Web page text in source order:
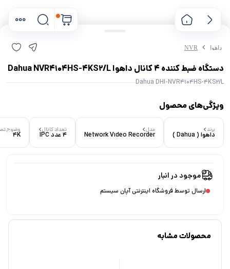
داهوا NVR
دستگاه ضبط کننده 4 کانال داهوا Dahua NVR4104HS-4KS2/L
Dahua DHI-NVR4104HS-4KS2/L
ویژگی‌های محصول
برند
داهوا ( Dahua )
مدل
Network Video Recorder
تعداد کانال
4 عدد IPC
وضوح
4K
موجود در انبار
ارسال توسط فروشگاه اینترنتی آپان سیستم
محصولات مشابه